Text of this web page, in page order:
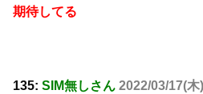
期待してる
135: SIM無しさん 2022/03/17(